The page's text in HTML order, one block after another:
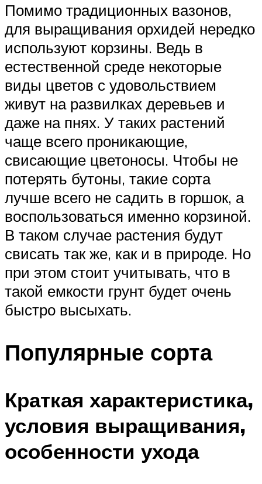
Помимо традиционных вазонов,
для выращивания орхидей нередко
используют корзины. Ведь в
естественной среде некоторые
виды цветов с удовольствием
живут на развилках деревьев и
даже на пнях. У таких растений
чаще всего проникающие,
свисающие цветоносы. Чтобы не
потерять бутоны, такие сорта
лучше всего не садить в горшок, а
воспользоваться именно корзиной.
В таком случае растения будут
свисать так же, как и в природе. Но
при этом стоит учитывать, что в
такой емкости грунт будет очень
быстро высыхать.
Популярные сорта
Краткая характеристика,
условия выращивания,
особенности ухода